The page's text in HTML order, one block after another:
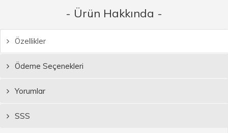
- Ürün Hakkında -
Özellikler
Ödeme Seçenekleri
Yorumlar
SSS